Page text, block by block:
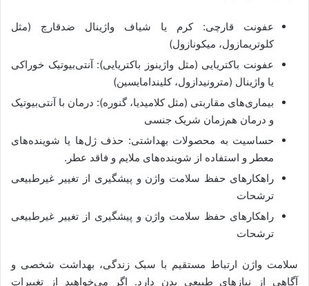
عفونت قارچی: کرم یا شیاف واژینال ضدقارچ (مثل
کلوتریمازول، میکونازول)
عفونت باکتریایی (مثل واژینوز باکتریایی): آنتی‌بیوتیک خوراکی
یا واژینال (مترونیدازول، کلیندامایسین)
بیماری‌های مقاربتی (مثل کلامیدیا، گنوره): درمان با آنتی‌بیوتیک
و درمان هم‌زمان شریک جنسی
حساسیت به محصولات بهداشتی: حذف ژل‌ها یا شوینده‌های
معطر و استفاده از شوینده‌های ملایم و فاقد عطر.
راهکارهای حفظ سلامت واژن و پیشگیری از تغییر غیرطبیعی
ترشحات
راهکارهای حفظ سلامت واژن و پیشگیری از تغییر غیرطبیعی
ترشحات
سلامت واژن ارتباط مستقیم با سبک زندگی، بهداشت شخصی و
آگاهی از نیازهای طبیعی بدن دارد. اگر می‌خواهید از تغییرات